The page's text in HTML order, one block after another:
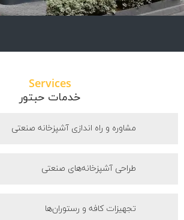
Services
خدمات حبتور
مشاوره و راه اندازی آشپزخانه صنعتی
طراحی آشپزخانه‌های صنعتی
تجهیزات کافه و رستوران‌ها